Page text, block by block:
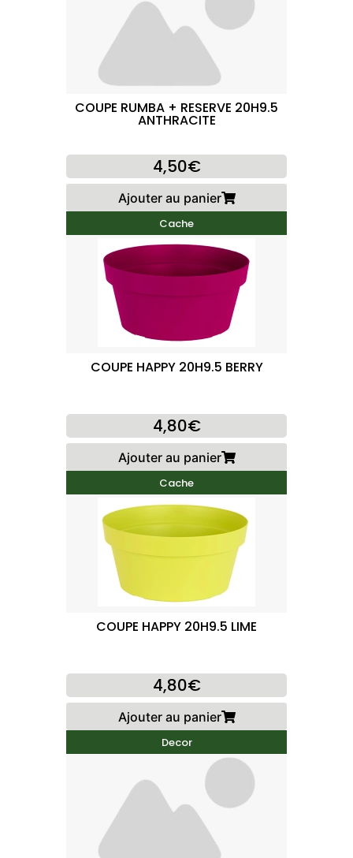
COUPE RUMBA + RESERVE 20H9.5
ANTHRACITE
4,50€
Ajouter au panier
Cache
COUPE HAPPY 20H9.5 BERRY
4,80€
Ajouter au panier
Cache
COUPE HAPPY 20H9.5 LIME
4,80€
Ajouter au panier
Decor